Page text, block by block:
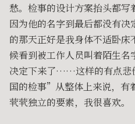
愁。检事的设计方案抬头都
因为他的名字到最后都没有
的那天正好是我身体不适卧
候看到被工作人员叫着陌生
决定下来了……这样的有点悲
国的检事”从整体上来说，有
茕茕独立的要素，我很喜欢。